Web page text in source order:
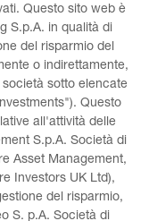
Questo sito web è
S.p.A. in qualità di
del risparmio del
o indirettamente,
sotto elencate
Questo
all'attività delle
S.p.A. Società di
Asset Management,
Investors UK Ltd),
del risparmio,
S. p.A. Società di